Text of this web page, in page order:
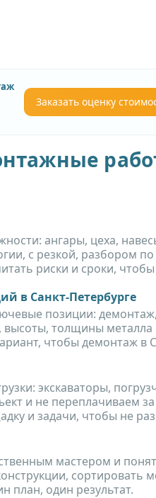
Заказать оценку
ангары, цеха,
с резкой, разбором
риски и сроки,
в Санкт-Петербурге
позиции: демонтаж,
высоты, толщины металла
чтобы демонтаж в
экскаваторы,
и не переплачиваем за
и задачи, чтобы не
мастером и
сортировать
план, один результат.